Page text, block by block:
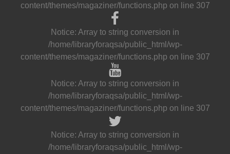
content/themes/magaziner/functions.php on line 307
Notice: Array to string conversion in
/home/libraryforaqsa/public_html/wp-
content/themes/magaziner/functions.php on line 307
Notice: Array to string conversion in
/home/libraryforaqsa/public_html/wp-
content/themes/magaziner/functions.php on line 307
Notice: Array to string conversion in
/home/libraryforaqsa/public_html/wp-